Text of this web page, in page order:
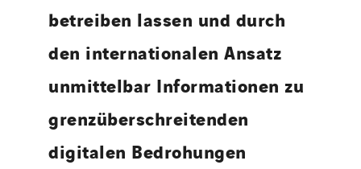
betreiben lassen und durch
den internationalen Ansatz
unmittelbar Informationen zu
grenzüberschreitenden
digitalen Bedrohungen